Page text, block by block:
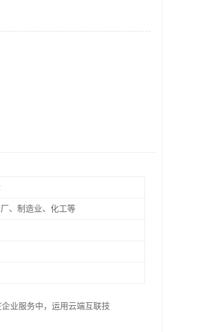
、制造业、化工等
业服务中，运用云端互联技